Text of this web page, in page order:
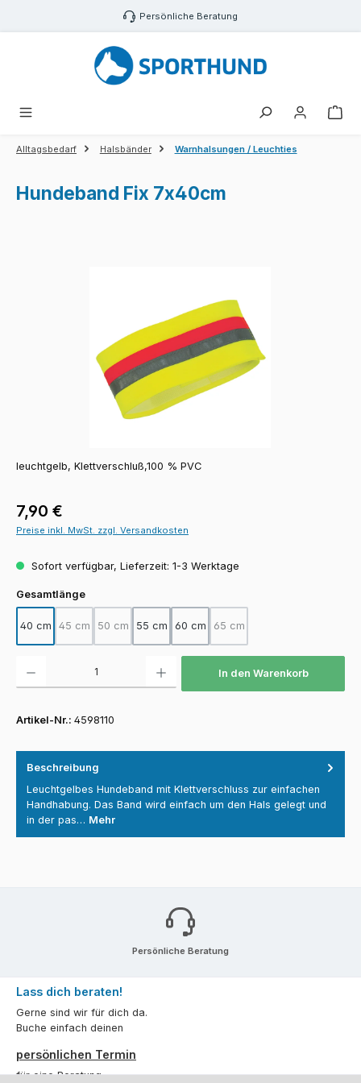
Zum Hauptinhalt springen Persönliche Beratung
Alltagsbedarf Halsbänder Warnhalsungen / Leuchties
Hundeband Fix 7x40cm
leuchtgelb, Klettverschluß,100 % PVC
Regulärer Preis:
7,90 €
Preise inkl. MwSt. zzgl. Versandkosten
Sofort verfügbar, Lieferzeit: 1-3 Werktage
Gesamtlängeauswählen
40 cm 45 cm
(Diese Option ist zurzeit nicht verfügbar.)
50 cm
(Diese Option ist zurzeit nicht verfügbar.)
55 cm 60 cm 65 cm
(Diese Option ist zurzeit
In den Warenkorb
Artikel-Nr.: 4598110
Beschreibung
Leuchtgelbes Hundeband mit Klettverschluss zur einfachen
Handhabung. Das Band wird einfach um den Hals gelegt und
in der pas… Mehr
Persönliche Beratung
Lass dich beraten!
Gerne sind wir für dich da.
Buche einfach deinen
persönlichen Termin
für eine Beratung.